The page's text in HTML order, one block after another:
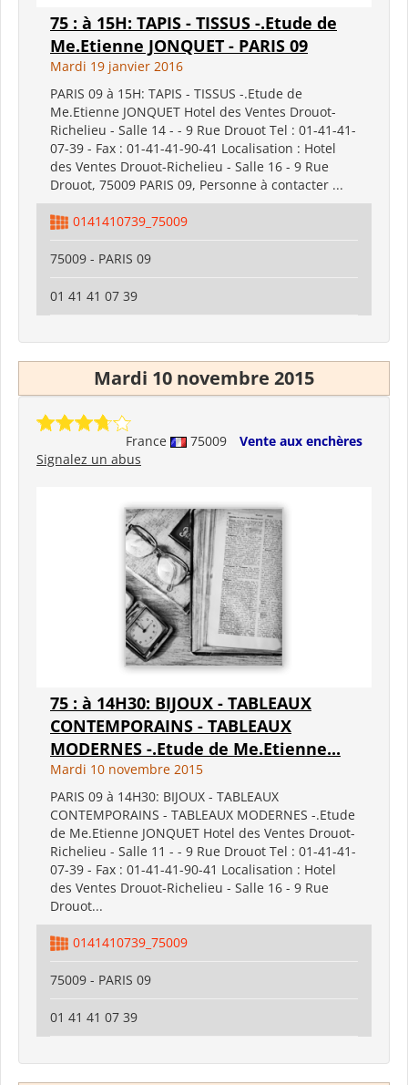
75 : à 15H: TAPIS - TISSUS -.Etude de
Me.Etienne JONQUET - PARIS 09
Mardi 19 janvier 2016
PARIS 09 à 15H: TAPIS - TISSUS -.Etude de
Me.Etienne JONQUET Hotel des Ventes Drouot-
Richelieu - Salle 14 - - 9 Rue Drouot Tel : 01-41-41-
07-39 - Fax : 01-41-41-90-41 Localisation : Hotel
des Ventes Drouot-Richelieu - Salle 16 - 9 Rue
Drouot, 75009 PARIS 09, Personne à contacter ...
0141410739_75009
75009 - PARIS 09
01 41 41 07 39
Mardi 10 novembre 2015
France 75009
Vente aux enchères
Signalez un abus
75 : à 14H30: BIJOUX - TABLEAUX
CONTEMPORAINS - TABLEAUX
MODERNES -.Etude de Me.Etienne...
Mardi 10 novembre 2015
PARIS 09 à 14H30: BIJOUX - TABLEAUX
CONTEMPORAINS - TABLEAUX MODERNES -.Etude
de Me.Etienne JONQUET Hotel des Ventes Drouot-
Richelieu - Salle 11 - - 9 Rue Drouot Tel : 01-41-41-
07-39 - Fax : 01-41-41-90-41 Localisation : Hotel
des Ventes Drouot-Richelieu - Salle 16 - 9 Rue
Drouot...
0141410739_75009
75009 - PARIS 09
01 41 41 07 39